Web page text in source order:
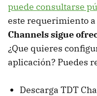
puede consultarse
este requerimiento
Channels sigue
¿Que quieres
aplicación? Puedes
Descarga TDT